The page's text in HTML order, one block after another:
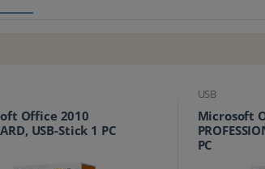
Office 2010
USB-Stick 1 PC
USB
Microsoft
PC